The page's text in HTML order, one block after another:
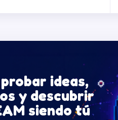
ideas,
y descubrir
siendo tú